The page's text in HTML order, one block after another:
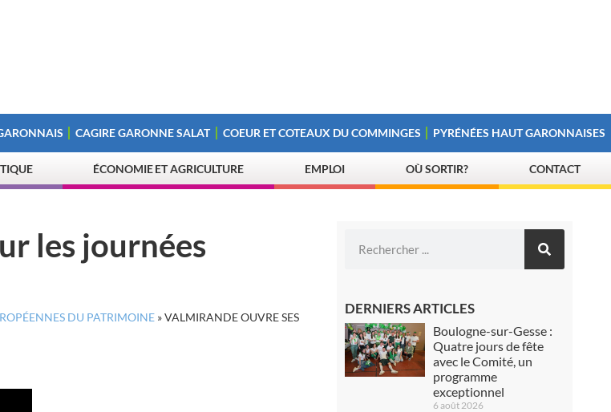
CAGIRE GARONNE SALAT COEUR ET COTEAUX DU COMMINGES PYRÉNÉES HAUT GARONNAISES
ÉCONOMIE ET AGRICULTURE EMPLOI OÙ SORTIR? CONTACT
les journées
DU PATRIMOINE »VALMIRANDE OUVRE SES
DERNIERS ARTICLES
Boulogne-sur-Gesse :
Quatre jours de fête
avec le Comité, un
programme
exceptionnel
6 août 2026